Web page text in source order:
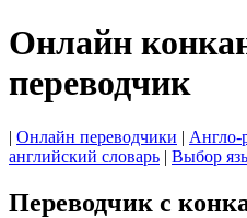
Онлайн
переводчик
| Онлайн переводчики | Англо-
английский словарь | Выбор
Переводчик с